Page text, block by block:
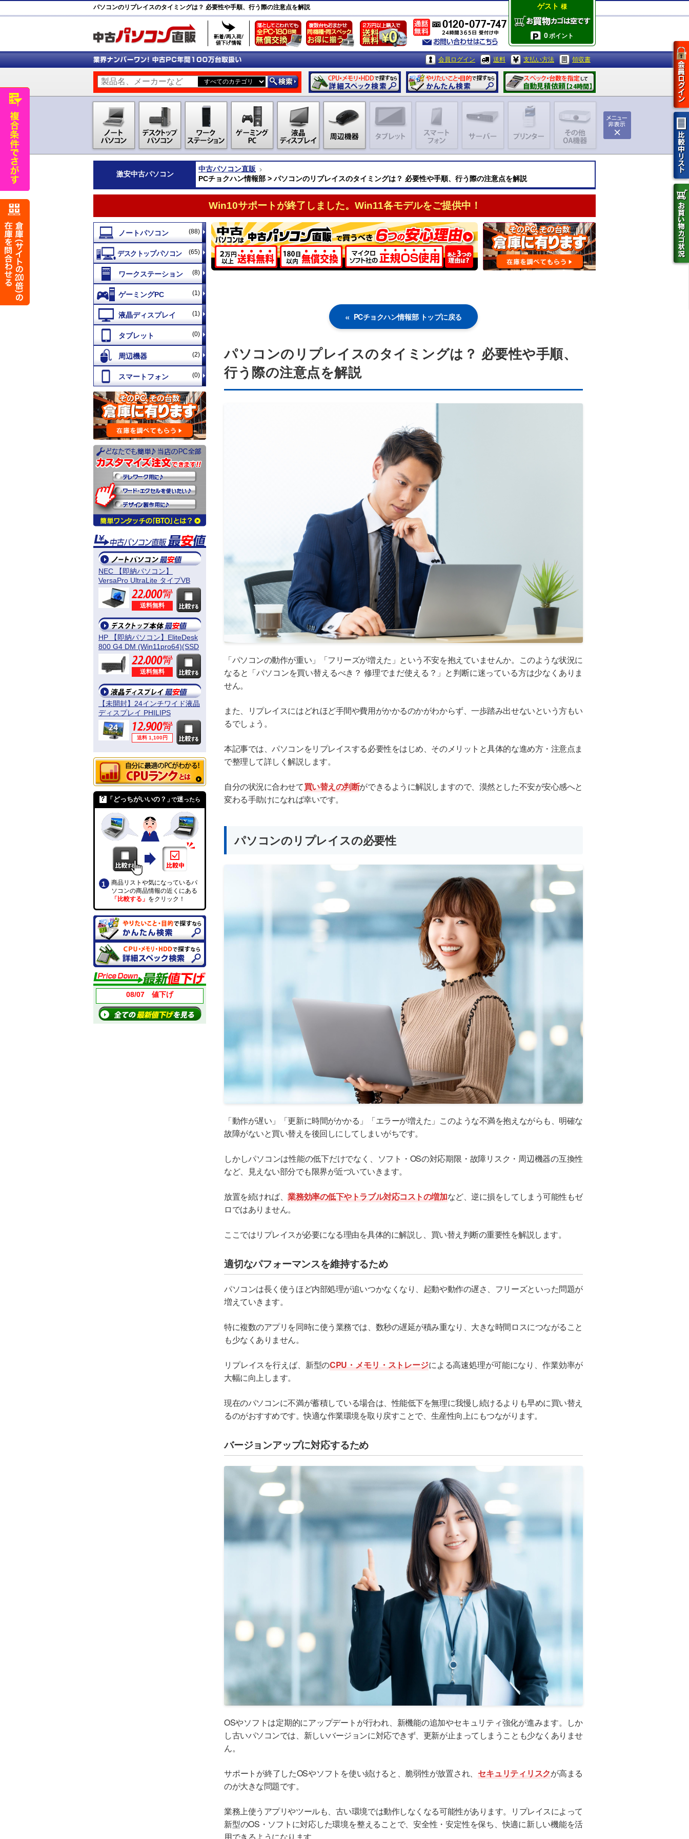
パソコンのリプレイスのタイミングは？ 必要性や手順、行う際の注意点を解説 ゲスト 様
0ポイント
会員ログイン 送料 支払い方法 領収書
激安中古パソコン
中古パソコン直販
PCチョクハン情報部 > パソコンのリプレイスのタイミングは？ 必要性や手順、行う際の注意点を解説
Win10サポートが終了しました。Win11各モデルをご提供中！
(88)
(65)
(8)
(1)
(1)
(0)
(2)
(0)
NEC 【即納パソコン】
VersaPro UltraLite タイプVB
(Win11pro64) 5N8
送料無料
HP 【即納パソコン】EliteDesk
800 G4 DM (Win11pro64)(SSD
新品) 5D8
送料無料
【未開封】24インチワイド液晶
ディスプレイ PHILIPS
241B4LPYCB/11
送料 1,100円
「どっちがいいの？」で迷ったら
画面右側に表示している「比較
中リスト」に、商品が追加され
ます。
08/07 値下げ
PCチョクハン情報部 トップに戻る
パソコンのリプレイスのタイミングは？ 必要性や手順、
行う際の注意点を解説
「パソコンの動作が重い」「フリーズが増えた」という不安を抱えていませんか。このような状況に
なると「パソコンを買い替えるべき？ 修理でまだ使える？」と判断に迷っている方は少なくありま
せん。
また、リプレイスにはどれほど手間や費用がかかるのかがわからず、一歩踏み出せないという方もい
るでしょう。
本記事では、パソコンをリプレイスする必要性をはじめ、そのメリットと具体的な進め方・注意点ま
で整理して詳しく解説します。
自分の状況に合わせて買い替えの判断ができるように解説しますので、漠然とした不安が安心感へと
変わる手助けになれば幸いです。
パソコンのリプレイスの必要性
「動作が遅い」「更新に時間がかかる」「エラーが増えた」このような不満を抱えながらも、明確な
故障がないと買い替えを後回しにしてしまいがちです。
しかしパソコンは性能の低下だけでなく、ソフト・OSの対応期限・故障リスク・周辺機器の互換性
など、見えない部分でも限界が近づいていきます。
放置を続ければ、業務効率の低下やトラブル対応コストの増加など、逆に損をしてしまう可能性もゼ
ロではありません。
ここではリプレイスが必要になる理由を具体的に解説し、買い替え判断の重要性を解説します。
適切なパフォーマンスを維持するため
パソコンは長く使うほど内部処理が追いつかなくなり、起動や動作の遅さ、フリーズといった問題が
増えていきます。
特に複数のアプリを同時に使う業務では、数秒の遅延が積み重なり、大きな時間ロスにつながること
も少なくありません。
リプレイスを行えば、新型のCPU・メモリ・ストレージによる高速処理が可能になり、作業効率が
大幅に向上します。
現在のパソコンに不満が蓄積している場合は、性能低下を無理に我慢し続けるよりも早めに買い替え
るのがおすすめです。快適な作業環境を取り戻すことで、生産性向上にもつながります。
バージョンアップに対応するため
OSやソフトは定期的にアップデートが行われ、新機能の追加やセキュリティ強化が進みます。しか
し古いパソコンでは、新しいバージョンに対応できず、更新が止まってしまうことも少なくありませ
ん。
サポートが終了したOSやソフトを使い続けると、脆弱性が放置され、セキュリティリスクが高まる
のが大きな問題です。
業務上使うアプリやツールも、古い環境では動作しなくなる可能性があります。リプレイスによって
新型のOS・ソフトに対応した環境を整えることで、安全性・安定性を保ち、快適に新しい機能を活